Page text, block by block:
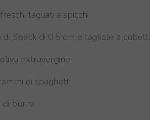
tagliati a spicchi
Speck di 0,5 cm e tagliate a cubetti
extravergine
di spaghetti
di burro